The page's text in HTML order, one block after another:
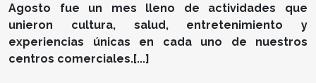
Agosto fue un mes lleno de actividades que
unieron cultura, salud, entretenimiento y
experiencias únicas en cada uno de nuestros
centros comerciales.[...]